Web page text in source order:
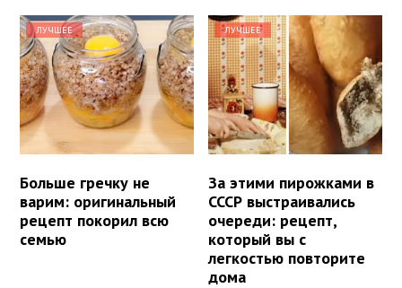
ЛУЧШЕЕ
Больше гречку не
варим: оригинальный
рецепт покорил всю
семью
ЛУЧШЕЕ
За этими пирожками в
СССР выстраивались
очереди: рецепт,
который вы с
легкостью повторите
дома